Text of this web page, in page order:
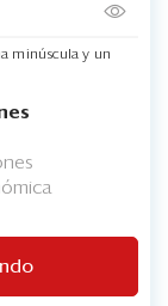
minúscula y un